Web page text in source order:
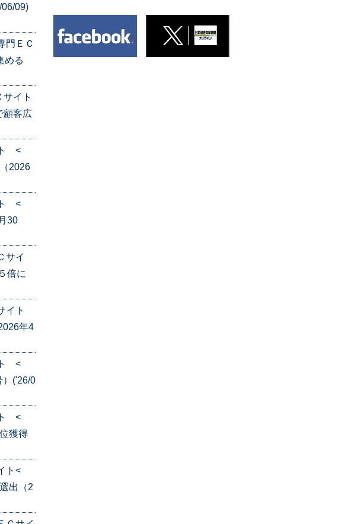
09)
門ＥＣ
める
イト
顧客広
ト <
2026
ト <
30
サイ
倍に
イト
年4
ト <
）('26/0
ト <
獲得
ト<
出（2